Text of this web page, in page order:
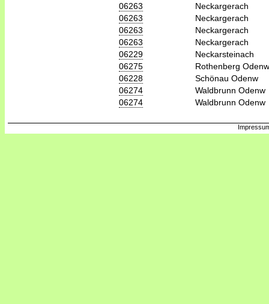
06263
Neckargerach
06263
Neckargerach
06263
Neckargerach
06263
Neckargerach
06229
Neckarsteinach
06275
Rothenberg Odenw
06228
Schönau Odenw
06274
Waldbrunn Odenw
06274
Waldbrunn Odenw